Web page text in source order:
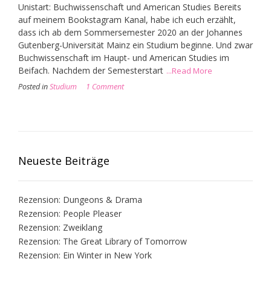
Unistart: Buchwissenschaft und American Studies Bereits
auf meinem Bookstagram Kanal, habe ich euch erzählt,
dass ich ab dem Sommersemester 2020 an der Johannes
Gutenberg-Universität Mainz ein Studium beginne. Und zwar
Buchwissenschaft im Haupt- und American Studies im
Beifach. Nachdem der Semesterstart ...Read More
Posted inStudium 1 Comment
Neueste Beiträge
Rezension: Dungeons & Drama
Rezension: People Pleaser
Rezension: Zweiklang
Rezension: The Great Library of Tomorrow
Rezension: Ein Winter in New York